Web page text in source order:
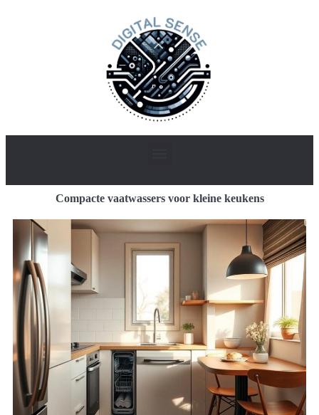
Compacte vaatwassers voor kleine keukens